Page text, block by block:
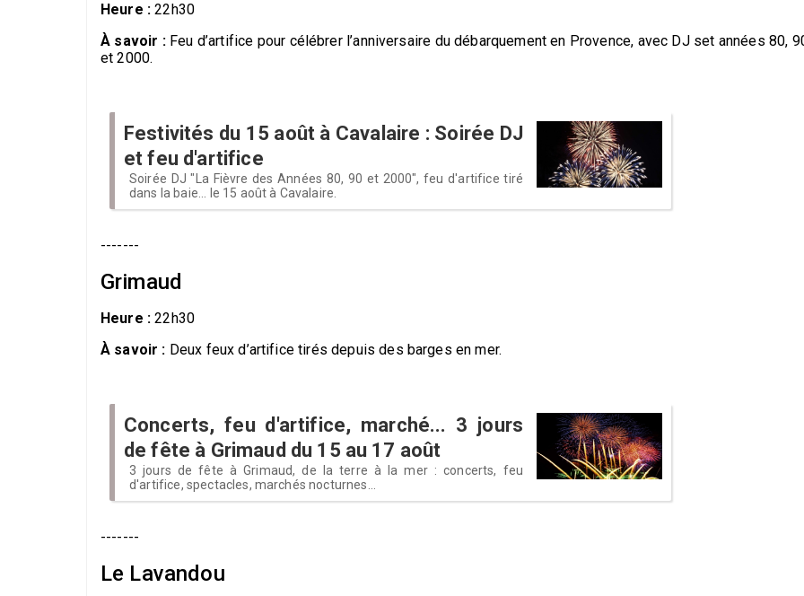
Heure : 22h30
À savoir :Feu d’artifice pour célébrer l’anniversaire du débarquement en Provence, avec DJ set années 80,
et 2000.
Festivités du 15 août à Cavalaire : Soirée DJ
et feu d'artifice
Soirée DJ "La Fièvre des Années 80, 90 et 2000", feu d'artifice tiré
dans la baie... le 15 août à Cavalaire.
-------
Grimaud
Heure : 22h30
À savoir : Deux feux d’artifice tirés depuis des barges en mer.
Concerts, feu d'artifice, marché... 3 jours
de fête à Grimaud du 15 au 17 août
3 jours de fête à Grimaud, de la terre à la mer : concerts, feu
d'artifice, spectacles, marchés nocturnes...
-------
Le Lavandou